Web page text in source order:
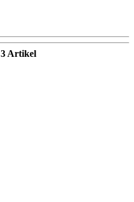
3 Artikel